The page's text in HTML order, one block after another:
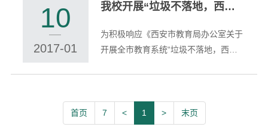
目，注视着国旗冉冉升起。我校的特色
昂扬向...
10
2017-01
我校开展“垃圾不落地，西安更美丽， 小手拉大手，文明一起走”活动
为积极响应《西安市教育局办公室关于
开展全市教育系统“垃圾不落地，西安
师生从身边小事做起，自觉养成文明卫
生习惯，共同营造...
首页 7 < 1 > 末页